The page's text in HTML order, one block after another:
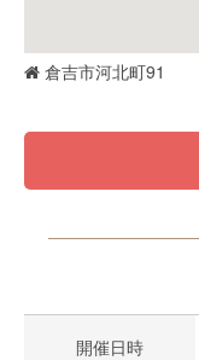
倉吉市河北町91
開催日時